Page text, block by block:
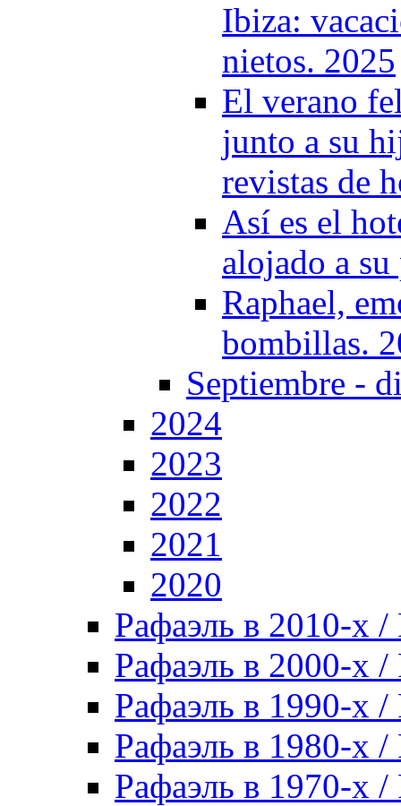
Ibiza:
nietos. 2025
El verano
junto a su
revistas de
Así es el
alojado a
Raphael,
bombillas.
Septiembre -
2024
2023
2022
2021
2020
Рафаэль в 2010-х /
Рафаэль в 2000-х /
Рафаэль в 1990-х /
Рафаэль в 1980-х /
Рафаэль в 1970-х /